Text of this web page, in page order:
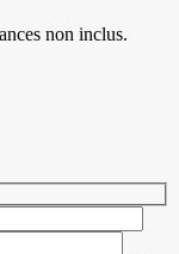
non inclus.